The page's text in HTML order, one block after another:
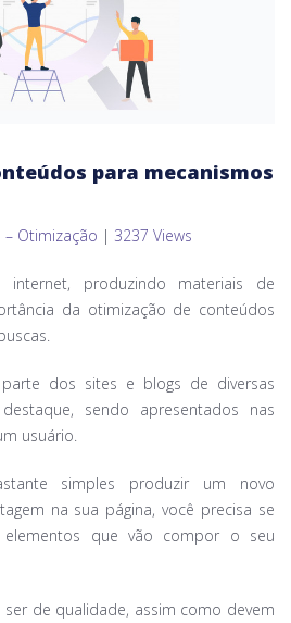
para mecanismos
– Otimização | 3237 Views
produzindo materiais de
da otimização de conteúdos
dos sites e blogs de diversas
sendo apresentados nas
usuário.
simples produzir um novo
na sua página, você precisa se
elementos que vão compor o seu
de qualidade, assim como devem